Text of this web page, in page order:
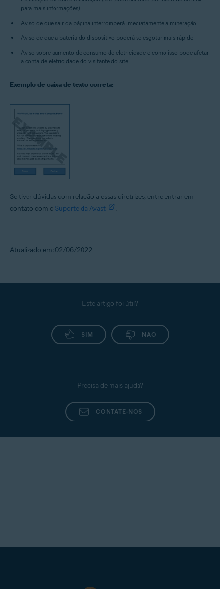
para mais informações)
Aviso de que sair da página interromperá imediatamente a mineração
Aviso de que a bateria do dispositivo poderá se esgotar mais rápido
Aviso sobre aumento de consumo de eletricidade e como isso pode afetar
a conta de eletricidade do visitante do site
Exemplo de caixa de texto correta:
Se tiver dúvidas com relação a essas diretrizes, entre entrar em
contato com o Suporte da Avast .
Atualizado em: 02/06/2022
Este artigo foi útil?
SIM NÃO
Precisa de mais ajuda?
CONTATE-NOS